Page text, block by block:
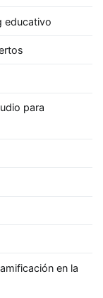
educativo
para
en la